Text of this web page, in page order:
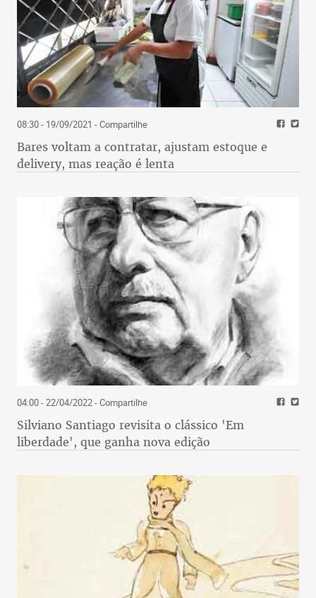
08:30 - 19/09/2021 - Compartilhe
Bares voltam a contratar, ajustam estoque e
delivery, mas reação é lenta
04:00 - 22/04/2022- Compartilhe
Silviano Santiago revisita o clássico 'Em
liberdade', que ganha nova edição